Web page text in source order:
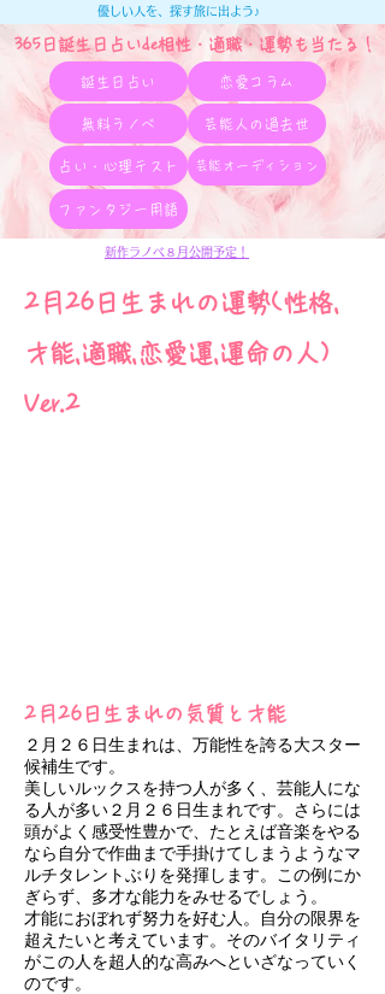
365日誕生日占いde相性・適職・​運勢も当たる！
優しい人を、探す旅に出よう♪
誕生日占い 恋愛コラム
無料ラノベ 芸能人の過去世
占い・心理テスト 芸能オーディション
ファンタジー用語
新作ラノベ８月公開予定！
2月26日生まれの運勢(性格,
才能,適職,恋愛運,運命の人)
Ver.2
2月26日生まれの気質と才能
２月２６日生まれは、万能性を誇る大スター
候補生です。
美しいルックスを持つ人が多く、芸能人にな
る人が多い２月２６日生まれです。さらには
頭がよく感受性豊かで、たとえば音楽をやる
なら自分で作曲まで手掛けてしまうようなマ
ルチタレントぶりを発揮します。この例にか
ぎらず、多才な能力をみせるでしょう。
才能におぼれず努力を好む人。自分の限界を
超えたいと考えています。そのバイタリティ
がこの人を超人的な高みへといざなっていく
のです。